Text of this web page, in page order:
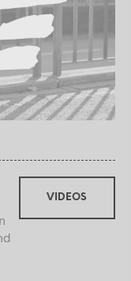
VIDEOS